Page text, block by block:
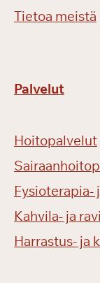
Tietoa meistä
Palvelut
Hoitopalvelut
Fysioterapia-
Kahvila- ja
Harrastus- ja